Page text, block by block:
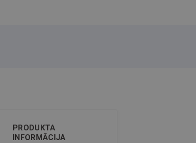
PRODUKTA
INFORMĀCIJA